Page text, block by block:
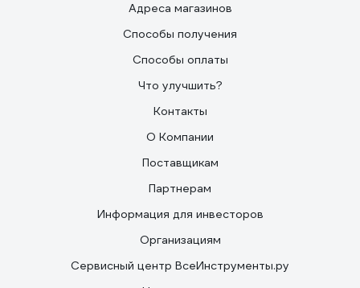
Адреса магазинов
Способы получения
Способы оплаты
Что улучшить?
Контакты
О Компании
Поставщикам
Партнерам
Информация для инвесторов
Организациям
Сервисный центр ВсеИнструменты.ру